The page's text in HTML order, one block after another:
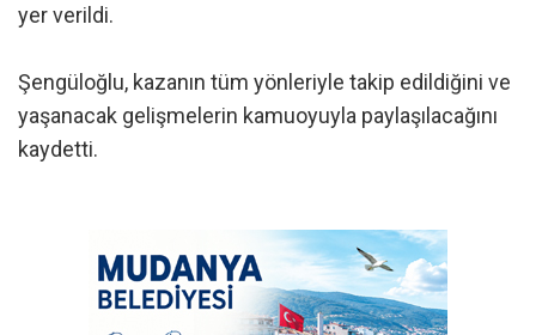
yer verildi.
Şengüloğlu, kazanın tüm yönleriyle takip edildiğini ve
yaşanacak gelişmelerin kamuoyuyla paylaşılacağını
kaydetti.